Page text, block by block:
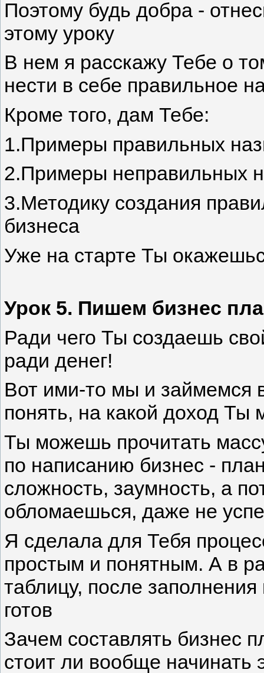
Поэтому будь добра -
этому уроку
В нем я расскажу Тебе о
нести в себе правильное
Кроме того, дам Тебе:
1.Примеры правильных
2.Примеры неправильных
3.Методику создания
бизнеса
Уже на старте Ты
Урок 5. Пишем бизнес
Ради чего Ты создаешь
ради денег!
Вот ими-то мы и займемся
понять, на какой доход
Ты можешь прочитать
по написанию бизнес -
сложность, заумность, а
обломаешься, даже не
Я сделала для Тебя
простым и понятным. А в
таблицу, после
готов
Зачем составлять бизнес
стоит ли вообще начинать